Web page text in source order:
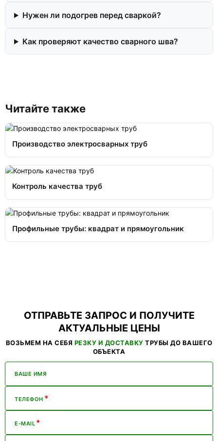
Нужен ли подогрев перед сваркой?
Как проверяют качество сварного шва?
Читайте также
Производство электросварных труб
Контроль качества труб
Профильные трубы: квадрат и прямоугольник
ОТПРАВЬТЕ ЗАПРОС И ПОЛУЧИТЕ
АКТУАЛЬНЫЕ ЦЕНЫ
ВОЗЬМЕМ НА СЕБЯ РЕЗКУ И ДОСТАВКУ ТРУБЫ ДО ВАШЕГО
ОБЪЕКТА
ВАШЕ ИМЯ
ТЕЛЕФОН *
E-MAIL *